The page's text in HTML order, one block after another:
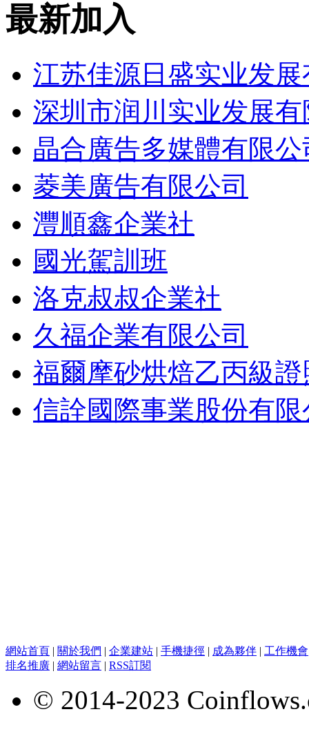
最新加入
江苏佳源日盛实业发
深圳市润川实业发展
晶合廣告多媒體有限公
菱美廣告有限公司
灃順鑫企業社
國光駕訓班
洛克叔叔企業社
久福企業有限公司
福爾摩砂烘焙乙丙級
信詮國際事業股份有限
網站首頁 | 關於我們 | 企業建站 | 手機捷徑 | 成為夥伴 | 工作機會
排名推廣 | 網站留言 | RSS訂閱
© 2014-2023